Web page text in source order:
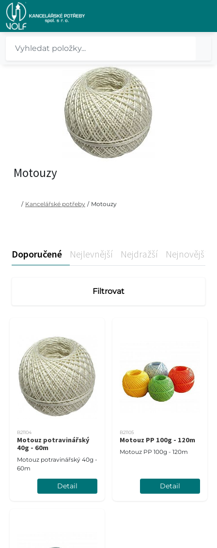
Motouzy
/ Kancelářské potřeby / Motouzy
Doporučené Nejlevnější Nejdražší Nejnovější
Filtrovat
B21104
Motouz potravinářský
40g - 60m
Motouz potravinářský 40g -
60m
Detail
B21105
Motouz PP 100g - 120m
Motouz PP 100g - 120m
Detail